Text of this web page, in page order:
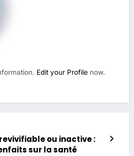
Edit your Profile now.
ou inactive :
sur la santé